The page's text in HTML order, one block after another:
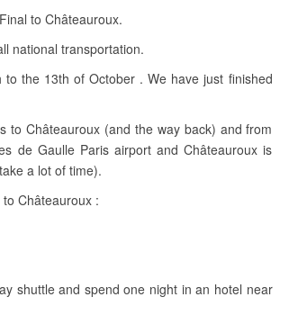
to Châteauroux.
national transportation.
the 13th of October . We have just finished
to Châteauroux (and the way back) and from
de Gaulle Paris airport and Châteauroux is
a lot of time).
Châteauroux :
and spend one night in an hotel near